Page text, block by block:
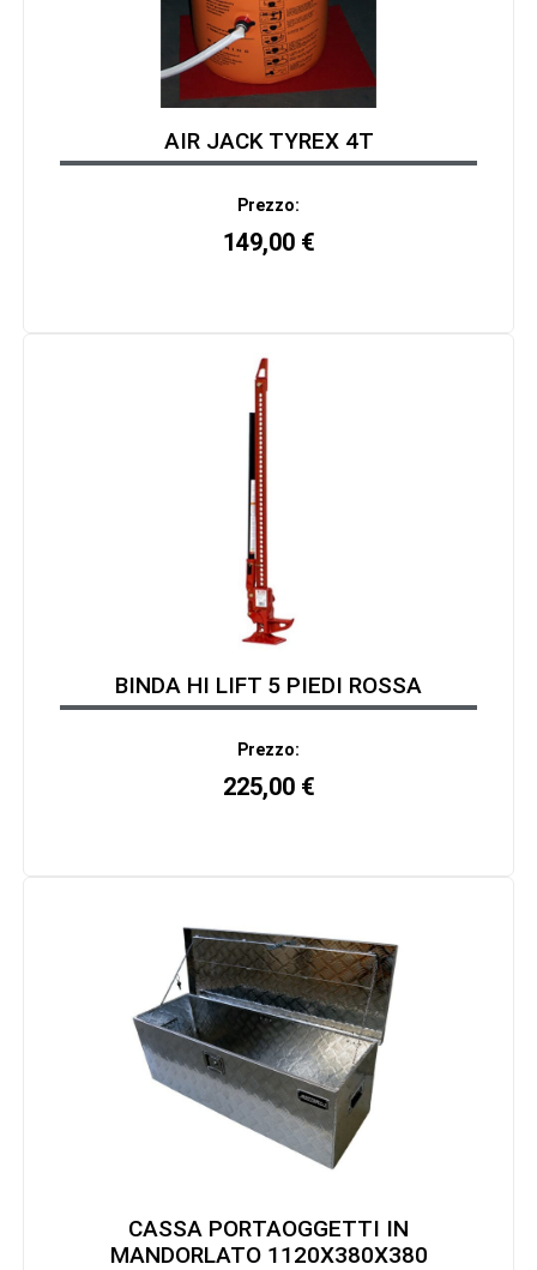
AIR JACK TYREX 4T
Prezzo:
149,00 €
BINDA HI LIFT 5 PIEDI ROSSA
Prezzo:
225,00 €
CASSA PORTAOGGETTI IN
MANDORLATO 1120X380X380